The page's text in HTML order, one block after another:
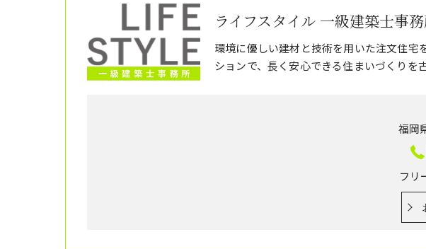
ライフスタイル 一級建築士事
環境に優しい建材と技術を用いた注文住宅
ションで、長く安心できる住まいづくりを
福岡
フリ